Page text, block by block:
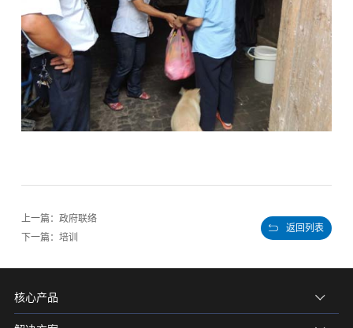
上一篇：政府联络
下一篇：培训
返回列表
核心产品